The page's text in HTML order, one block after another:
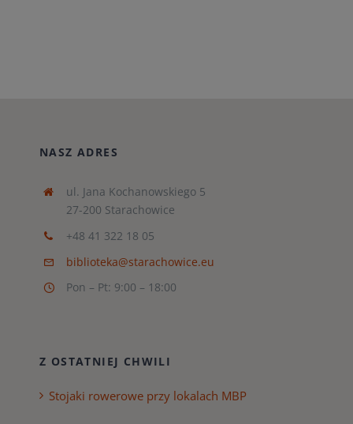
NASZ ADRES
ul. Jana Kochanowskiego 5
27-200 Starachowice
+48 41 322 18 05
biblioteka@starachowice.eu
Pon – Pt: 9:00 – 18:00
Z OSTATNIEJ CHWILI
Stojaki rowerowe przy lokalach MBP